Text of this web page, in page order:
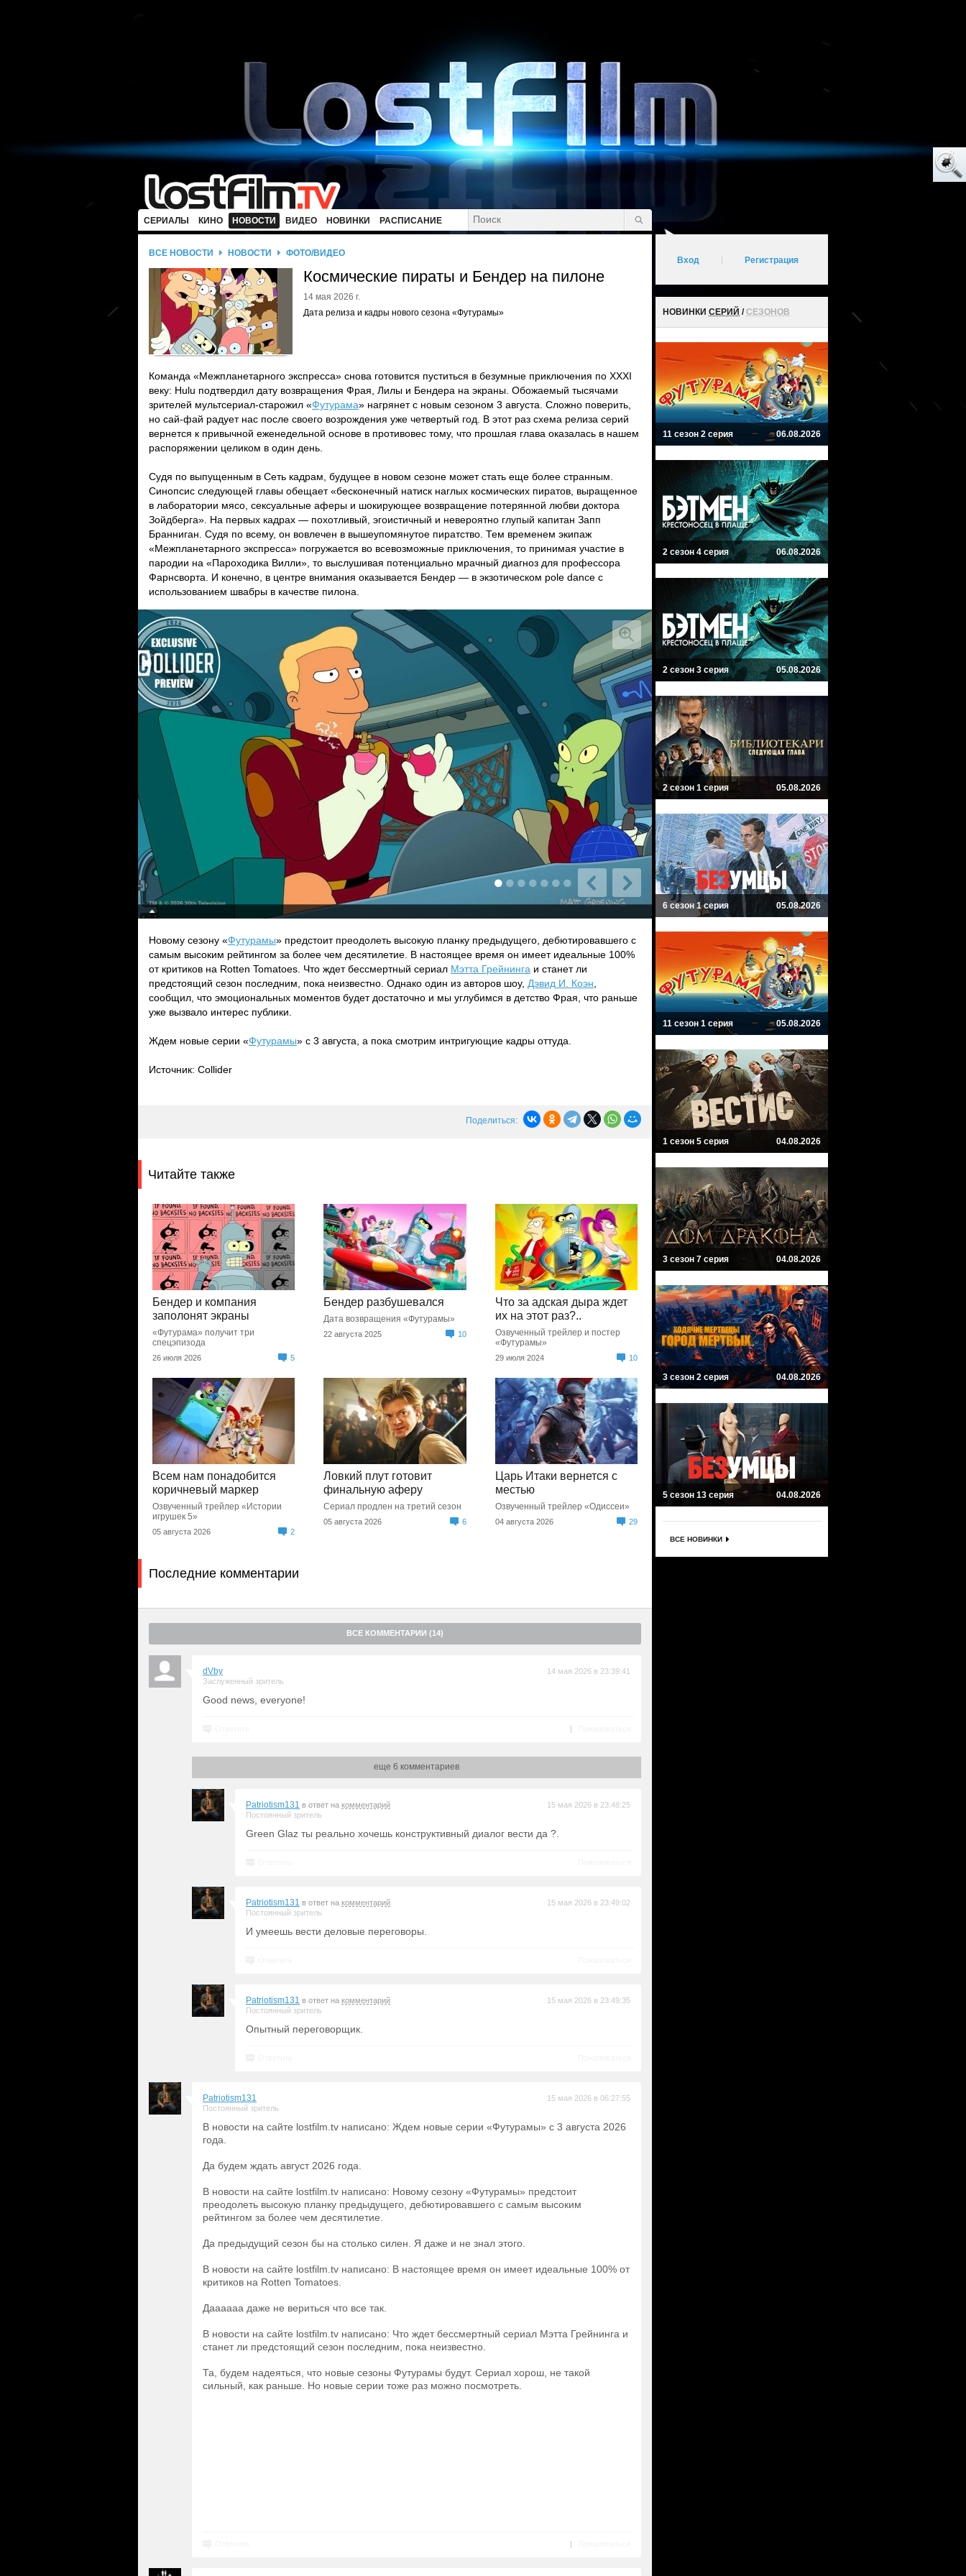
СЕРИАЛЫ КИНО НОВОСТИ ВИДЕО НОВИНКИ РАСПИСАНИЕ
ВСЕ НОВОСТИ НОВОСТИ ФОТО/ВИДЕО
Космические пираты и Бендер на пилоне
14 мая 2026 г.
Дата релиза и кадры нового сезона «Футурамы»
Команда «Межпланетарного экспресса» снова готовится пуститься в безумные приключения по XXXI
веку: Hulu подтвердил дату возвращения Фрая, Лилы и Бендера на экраны. Обожаемый тысячами
зрителей мультсериал-старожил «Футурама» нагрянет с новым сезоном 3 августа. Сложно поверить,
но сай-фай радует нас после своего возрождения уже четвертый год. В этот раз схема релиза серий
вернется к привычной еженедельной основе в противовес тому, что прошлая глава оказалась в нашем
распоряжении целиком в один день.
Судя по выпущенным в Сеть кадрам, будущее в новом сезоне может стать еще более странным.
Синопсис следующей главы обещает «бесконечный натиск наглых космических пиратов, выращенное
в лаборатории мясо, сексуальные аферы и шокирующее возвращение потерянной любви доктора
Зойдберга». На первых кадрах — похотливый, эгоистичный и невероятно глупый капитан Запп
Бранниган. Судя по всему, он вовлечен в вышеупомянутое пиратство. Тем временем экипаж
«Межпланетарного экспресса» погружается во всевозможные приключения, то принимая участие в
пародии на «Пароходика Вилли», то выслушивая потенциально мрачный диагноз для профессора
Фарнсворта. И конечно, в центре внимания оказывается Бендер — в экзотическом pole dance с
использованием швабры в качестве пилона.
Новому сезону «Футурамы» предстоит преодолеть высокую планку предыдущего, дебютировавшего с
самым высоким рейтингом за более чем десятилетие. В настоящее время он имеет идеальные 100%
от критиков на Rotten Tomatoes. Что ждет бессмертный сериал Мэтта Грейнинга и станет ли
предстоящий сезон последним, пока неизвестно. Однако один из авторов шоу, Дэвид И. Коэн
сообщил, что эмоциональных моментов будет достаточно и мы углубимся в детство Фрая, что раньше
уже вызвало интерес публики.
Ждем новые серии «Футурамы» с 3 августа, а пока смотрим интригующие кадры оттуда.
Источник: Collider
Поделиться:
Читайте также
Бендер и компания
заполонят экраны
«Футурама» получит три
спецэпизода
26 июля 2026 5
Бендер разбушевался
Дата возвращения «Футурамы»
22 августа 2025 10
Что за адская дыра ждет
их на этот раз?..
Озвученный трейлер и постер
«Футурамы»
29 июля 2024 10
Всем нам понадобится
коричневый маркер
Озвученный трейлер «Истории
игрушек 5»
05 августа 2026 2
Ловкий плут готовит
финальную аферу
Сериал продлен на третий сезон
05 августа 2026 6
Царь Итаки вернется с
местью
Озвученный трейлер «Одиссеи»
04 августа 2026 29
Последние комментарии
ВСЕ КОММЕНТАРИИ (14)
dVby
Заслуженный зритель
14 мая 2026 в 23:39:41
Good news, everyone!
|
еще 6 комментариев
Patriotism131 в ответ на комментарий
Постоянный зритель
15 мая 2026 в 23:48:25
Green Glaz ты реально хочешь конструктивный диалог вести да ?.
Patriotism131 в ответ на комментарий
Постоянный зритель
15 мая 2026 в 23:49:02
И умеешь вести деловые переговоры.
Patriotism131 в ответ на комментарий
Постоянный зритель
15 мая 2026 в 23:49:35
Опытный переговорщик.
Patriotism131
Постоянный зритель
15 мая 2026 в 06:27:55
В новости на сайте lostfilm.tv написано: Ждем новые серии «Футурамы» с 3 августа 2026
года.
Да будем ждать август 2026 года.
В новости на сайте lostfilm.tv написано: Новому сезону «Футурамы» предстоит
преодолеть высокую планку предыдущего, дебютировавшего с самым высоким
рейтингом за более чем десятилетие.
Да предыдущий сезон бы на столько силен. Я даже и не знал этого.
В новости на сайте lostfilm.tv написано: В настоящее время он имеет идеальные 100% от
критиков на Rotten Tomatoes.
Даааааа даже не вериться что все так.
В новости на сайте lostfilm.tv написано: Что ждет бессмертный сериал Мэтта Грейнинга и
станет ли предстоящий сезон последним, пока неизвестно.
Та, будем надеяться, что новые сезоны Футурамы будут. Сериал хорош, не такой
сильный, как раньше. Но новые серии тоже раз можно посмотреть.
|
Вход Регистрация
НОВИНКИ СЕРИЙ /СЕЗОНОВ
11 сезон 2 серия 06.08.2026
2 сезон 4 серия 06.08.2026
2 сезон 3 серия 05.08.2026
2 сезон 1 серия 05.08.2026
6 сезон 1 серия 05.08.2026
11 сезон 1 серия 05.08.2026
1 сезон 5 серия 04.08.2026
3 сезон 7 серия 04.08.2026
3 сезон 2 серия 04.08.2026
5 сезон 13 серия 04.08.2026
ВСЕ НОВИНКИ